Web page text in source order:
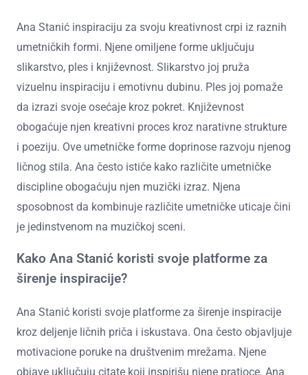
Ana Stanić inspiraciju za svoju kreativnost crpi iz raznih
umetničkih formi. Njene omiljene forme uključuju
slikarstvo, ples i književnost. Slikarstvo joj pruža
vizuelnu inspiraciju i emotivnu dubinu. Ples joj pomaže
da izrazi svoje osećaje kroz pokret. Književnost
obogaćuje njen kreativni proces kroz narativne strukture
i poeziju. Ove umetničke forme doprinose razvoju njenog
ličnog stila. Ana često ističe kako različite umetničke
discipline obogaćuju njen muzički izraz. Njena
sposobnost da kombinuje različite umetničke uticaje čini
je jedinstvenom na muzičkoj sceni.
Kako Ana Stanić koristi svoje platforme za
širenje inspiracije?
Ana Stanić koristi svoje platforme za širenje inspiracije
kroz deljenje ličnih priča i iskustava. Ona često objavljuje
motivacione poruke na društvenim mrežama. Njene
objave uključuju citate koji inspirišu njene pratioce. Ana